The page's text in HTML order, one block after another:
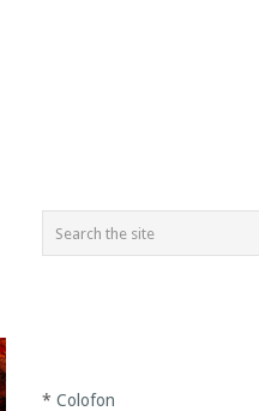
*Colofon